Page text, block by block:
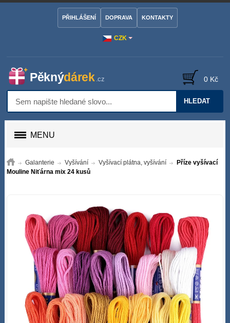
CZK
PŘIHLÁŠENÍ DOPRAVA KONTAKTY
HLEDAT
0 Kč
MENU
Galanterie Vyšívání Vyšívací plátna, vyšívání
Příze vyšívací
Mouline Niťárna mix 24 kusů